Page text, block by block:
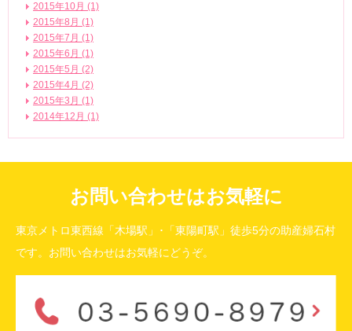
2015年10月 (1)
2015年8月 (1)
2015年7月 (1)
2015年6月 (1)
2015年5月 (2)
2015年4月 (2)
2015年3月 (1)
2014年12月 (1)
お問い合わせはお気軽に
東京メトロ東西線「木場駅」･「東陽町駅」徒歩5分の助産婦石村
です。お問い合わせはお気軽にどうぞ。